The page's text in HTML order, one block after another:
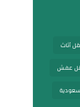
أثاث
عفش